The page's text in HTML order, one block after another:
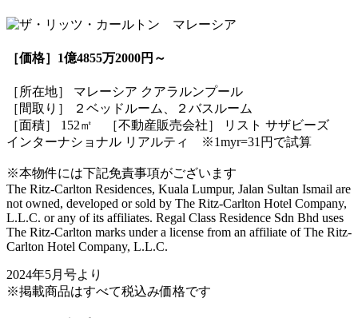
［価格］1億4855万2000円～
［所在地］ マレーシア クアラルンプール
［間取り］ ２ベッドルーム、２バスルーム
［面積］ 152㎡ ［不動産販売会社］ リスト サザビーズ
インターナショナル リアルティ ※1myr=31円で試算
※本物件には下記免責事項がございます
The Ritz-Carlton Residences, Kuala Lumpur, Jalan Sultan Ismail are
not owned, developed or sold by The Ritz-Carlton Hotel Company,
L.L.C. or any of its affiliates. Regal Class Residence Sdn Bhd uses
The Ritz-Carlton marks under a license from an affiliate of The Ritz-
Carlton Hotel Company, L.L.C.
2024年5月号より
※掲載商品はすべて税込み価格です